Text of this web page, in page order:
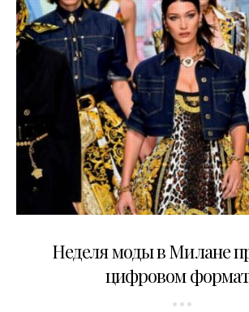
Неделя моды в Милане
цифровом